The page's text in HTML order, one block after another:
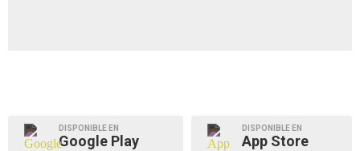
DISPONIBLE EN
Google Play
DISPONIBLE EN
App Store